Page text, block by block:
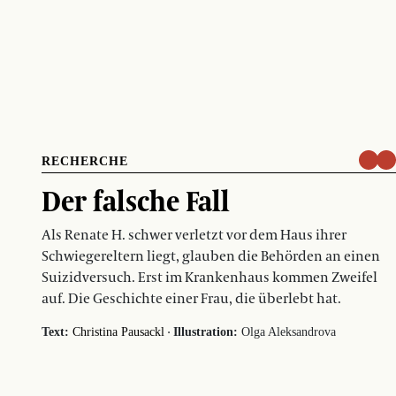
RECHERCHE
Der falsche Fall
Als Renate H. schwer verletzt vor dem Haus ihrer
Schwiegereltern liegt, glauben die Behörden an einen
Suizidversuch. Erst im Krankenhaus kommen Zweifel
auf. Die Geschichte einer Frau, die überlebt hat.
Text: Christina Pausackl · Illustration: Olga Aleksandrova